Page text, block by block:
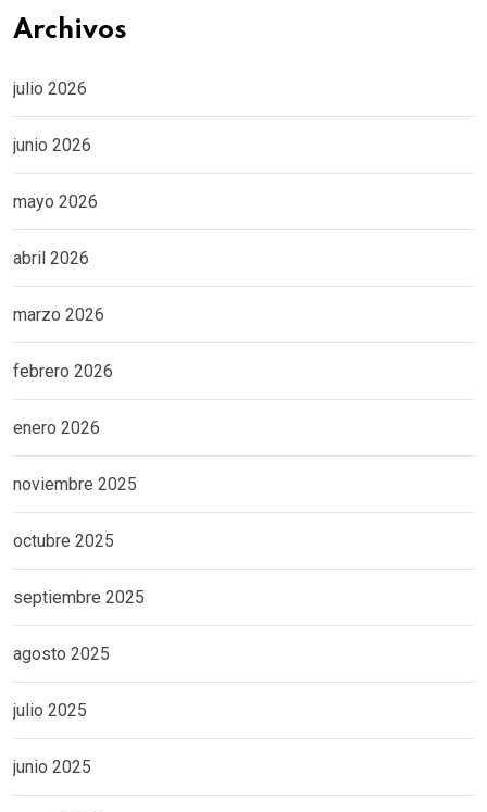
Archivos
julio 2026
junio 2026
mayo 2026
abril 2026
marzo 2026
febrero 2026
enero 2026
noviembre 2025
octubre 2025
septiembre 2025
agosto 2025
julio 2025
junio 2025